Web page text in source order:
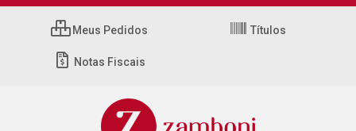
Meus Pedidos Títulos
Notas Fiscais